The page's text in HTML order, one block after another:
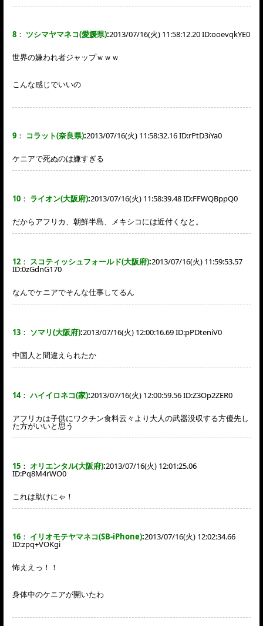
8 ： ツシマヤマネコ(愛媛県):2013/07/16(火) 11:58:12.20 ID:ooevqkYE0
世界の嫌われ者ジャップｗｗｗ
こんな感じでいいの
9 ： コラット(奈良県):2013/07/16(火) 11:58:32.16 ID:rPtD3iYa0
ケニアで死ぬのは嫌すぎる
10 ： ライオン(大阪府):2013/07/16(火) 11:58:39.48 ID:FFWQBppQ0
だからアフリカ、朝鮮半島、メキシコには近付くなと。
12 ： スコティッシュフォールド(大阪府):2013/07/16(火) 11:59:53.57
ID:0zGdnG170
なんでケニアでそんな仕事してるん
13 ： ソマリ(大阪府):2013/07/16(火) 12:00:16.69 ID:pPDteniV0
中国人と間違えられたか
14： ハイイロネコ(家):2013/07/16(火) 12:00:59.56 ID:Z3Op2ZER0
アフリカは子供にワクチン食料云々より大人の武器没収する方優先し
た方がいいと思う
15 ： オリエンタル(大阪府):2013/07/16(火) 12:01:25.06
ID:Pq8M4rWO0
これは助けにゃ！
16 ： イリオモテヤマネコ(SB-iPhone):2013/07/16(火) 12:02:34.66
ID:zpq+VOKgi
怖ええっ！！
身体中のケニアが開いたわ